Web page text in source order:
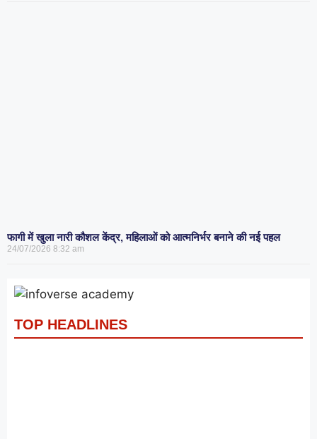
फागी में खुला नारी कौशल केंद्र, महिलाओं को आत्मनिर्भर बनाने की नई पहल
24/07/2026 8:32 am
TOP HEADLINES